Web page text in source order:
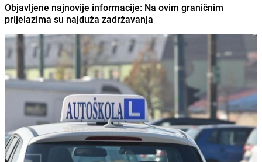
Objavljene najnovije informacije: Na ovim graničnim
prijelazima su najduža zadržavanja